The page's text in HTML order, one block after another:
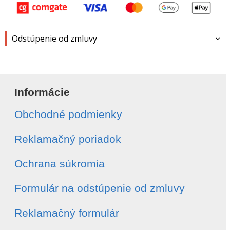
Odstúpenie od zmluvy
E-mail*
Číslo objednávky*
Informácie
Obchodné podmienky
Reklamačný poriadok
Ochrana súkromia
Formulár na odstúpenie od zmluvy
Reklamačný formulár